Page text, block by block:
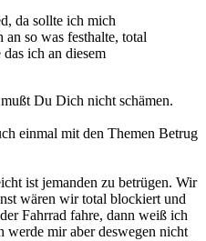
da sollte ich mich
an so was festhalte, total
ich an diesem
Du Dich nicht schämen.
einmal mit den Themen Betrug
ist jemanden zu betrügen. Wir
wären wir total blockiert und
Fahrrad fahre, dann weiß ich
werde mir aber deswegen nicht